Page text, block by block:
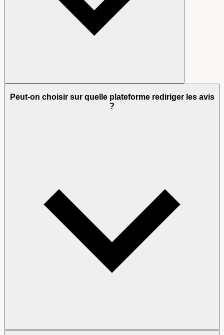
Peut-on choisir sur quelle plateforme rediriger les avis
?